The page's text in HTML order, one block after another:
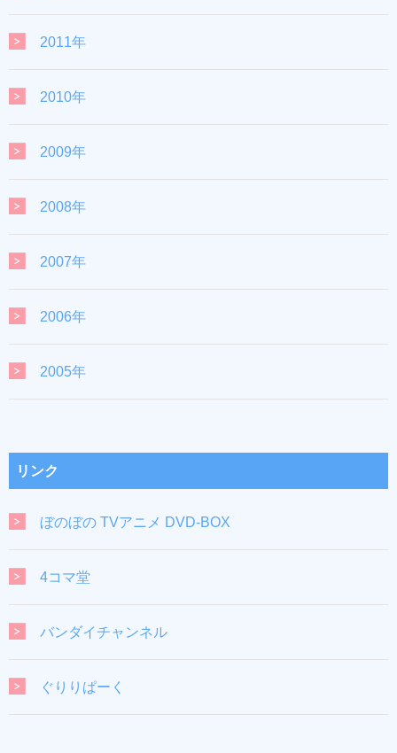
2011年
2010年
2009年
2008年
2007年
2006年
2005年
リンク
ぼのぼの TVアニメ DVD-BOX
4コマ堂
バンダイチャンネル
ぐりりぱーく